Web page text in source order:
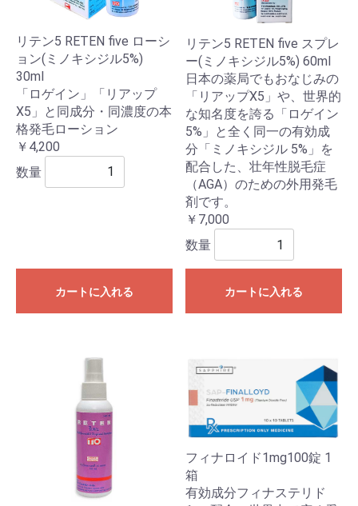
リテン5 RETEN five ローシ
ョン(ミノキシジル5%)
30ml
「ロゲイン」「リアップ
X5」と同成分・同濃度の本
格発毛ローション
￥4,200
数量
カートに入れる
リテン5 RETEN five スプレ
ー(ミノキシジル5%) 60ml
日本の薬局でもおなじみの
「リアップX5」や、世界的
な知名度を誇る「ロゲイン
5%」と全く同一の有効成
分「ミノキシジル 5%」を
配合した、壮年性脱毛症
（AGA）のための外用発毛
剤です。
￥7,000
数量
カートに入れる
フィナロイド1mg100錠 1
箱
有効成分フィナステリド